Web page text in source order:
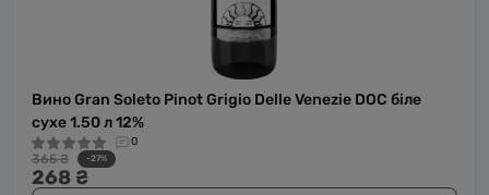
Вино Gran Soleto Pinot Grigio Delle Venezie DOC біле
сухе 1.50 л 12%
0
365 ₴ -27%
268 ₴